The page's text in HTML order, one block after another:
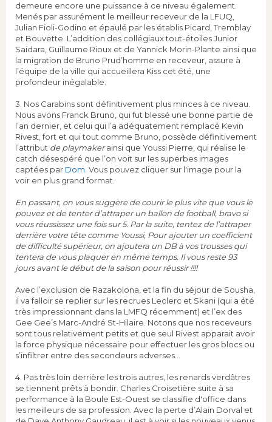
demeure encore une puissance à ce niveau également.
Menés par assurément le meilleur receveur de la LFUQ,
Julian Fioli-Godino et épaulé par les établis Picard, Tremblay
et Bouvette. L’addition des collégiaux tout-étoiles Junior
Saidara, Guillaume Rioux et de Yannick Morin-Plante ainsi que
la migration de Bruno Prud’homme en receveur, assure à
l’équipe de la ville qui accueillera Kiss cet été, une
profondeur inégalable.
3. Nos Carabins sont définitivement plus minces à ce niveau.
Nous avons Franck Bruno, qui fut blessé une bonne partie de
l’an dernier, et celui qui l’a adéquatement remplacé Kevin
Rivest, fort et qui tout comme Bruno, possède définitivement
l’attribut de playmakerainsi que Youssi Pierre, qui réalise le
catch désespéré que l’on voit sur les superbes images
captées par Dom . Vous pouvez cliquer sur l'image pour la
voir en plus grand format.
En passant, on vous suggère de courir le plus vite que vous le
pouvez et de tenter d’attraper un ballon de football, bravo si
vous réussissez une fois sur 5. Par la suite, tentez de l’attraper
derrière votre tête comme Youssi, Pour ajouter un coefficient
de difficulté supérieur, on ajoutera un DB à vos trousses qui
tentera de vous plaquer en même temps. Il vous reste 93
jours avant le début de la saison pour réussir !!!!
Avec l’exclusion de Razakolona, et la fin du séjour de Sousha,
il va falloir se replier sur les recrues Leclerc et Skani (qui a été
très impressionnant dans la LMFQ récemment) et l’ex des
Gee Gee’s Marc-André St-Hilaire. Notons que nos receveurs
sont tous relativement petits et que seul Rivest apparait avoir
la force physique nécessaire pour effectuer les gros blocs ou
s’infiltrer entre des secondeurs adverses…
4. Pas très loin derrière les trois autres, les renards verdâtres
se tiennent prêts à bondir. Charles Croisetière suite à sa
performance à la Boule Est-Ouest se classifie d'office dans
les meilleurs de sa profession. Avec la perte d’Alain Dorval et